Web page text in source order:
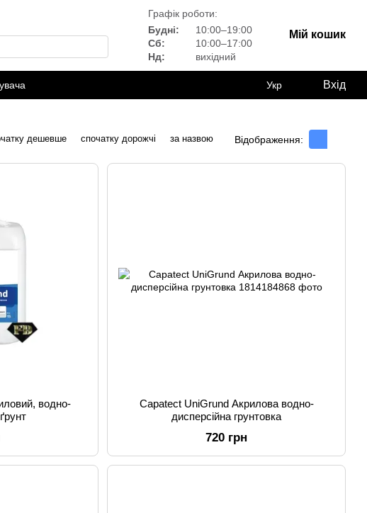
Графік роботи:
Будні:
10:00–19:00
Сб:
10:00–17:00
Нд:
вихідний
Мій кошик
Укр Вхід
дешевше спочатку дорожчі за назвою Відображення:
водно-
Capatect UniGrund Акрилова водно-
дисперсійна грунтовка
720 грн